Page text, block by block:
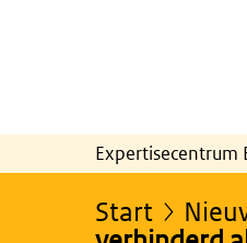
Expertisecentrum
Start